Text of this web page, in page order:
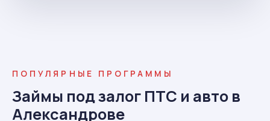
ПОПУЛЯРНЫЕ ПРОГРАММЫ
Займы под залог ПТС и авто в
Александрове